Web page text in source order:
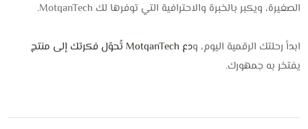
الصغيرة، ويكبر بالخبرة والاحترافية التي توفرها لك MotqanTech.
ابدأ رحلتك الرقمية اليوم، ودع MotqanTech تُحوّل فكرتك إلى منتج
يفتخر به جمهورك.